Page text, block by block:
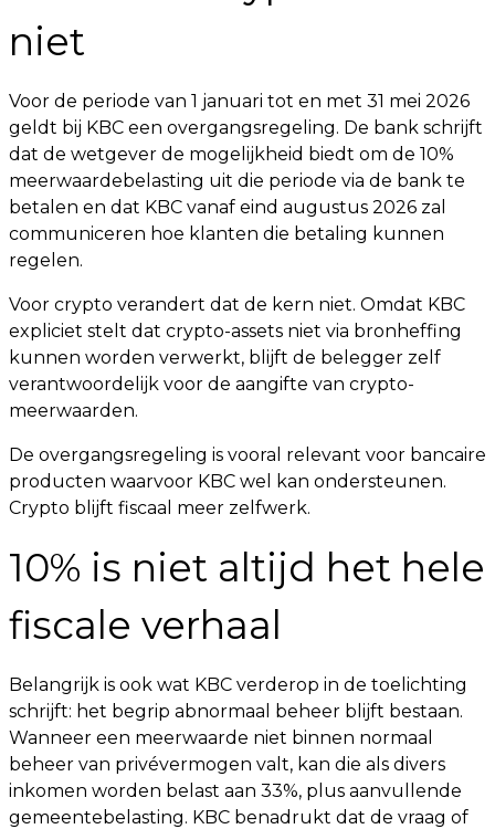
niet
Voor de periode van 1 januari tot en met 31 mei 2026
geldt bij KBC een overgangsregeling. De bank schrijft
dat de wetgever de mogelijkheid biedt om de 10%
meerwaardebelasting uit die periode via de bank te
betalen en dat KBC vanaf eind augustus 2026 zal
communiceren hoe klanten die betaling kunnen
regelen.
Voor crypto verandert dat de kern niet. Omdat KBC
expliciet stelt dat crypto-assets niet via bronheffing
kunnen worden verwerkt, blijft de belegger zelf
verantwoordelijk voor de aangifte van crypto-
meerwaarden.
De overgangsregeling is vooral relevant voor bancaire
producten waarvoor KBC wel kan ondersteunen.
Crypto blijft fiscaal meer zelfwerk.
10% is niet altijd het hele
fiscale verhaal
Belangrijk is ook wat KBC verderop in de toelichting
schrijft: het begrip abnormaal beheer blijft bestaan.
Wanneer een meerwaarde niet binnen normaal
beheer van privévermogen valt, kan die als divers
inkomen worden belast aan 33%, plus aanvullende
gemeentebelasting. KBC benadrukt dat de vraag of